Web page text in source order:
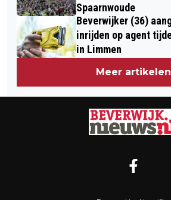
Spaarnwoude
Beverwijker (36)
inrijden op agent
in Limmen
Meer artikelen